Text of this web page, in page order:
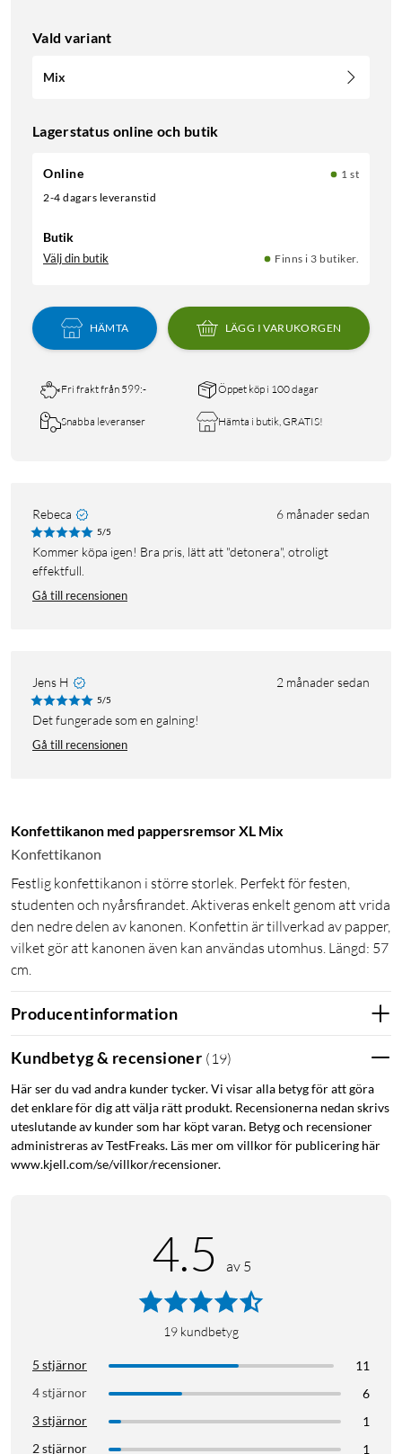
Vald variant
Mix
Lagerstatus online och butik
Online
1 st
2-4 dagars leveranstid
Butik
Välj din butik Finns i 3 butiker.
HÄMTA LÄGG I VARUKORGEN
Fri frakt från 599:- Öppet köp i 100 dagar
Snabba leveranser Hämta i butik, GRATIS!
Rebeca 6 månader sedan
5/5
Kommer köpa igen! Bra pris, lätt att "detonera", otroligt
effektfull.
Gå till recensionen
Jens H 2 månader sedan
5/5
Det fungerade som en galning!
Gå till recensionen
Konfettikanon med pappersremsor XL Mix
Konfettikanon
Festlig konfettikanon i större storlek. Perfekt för festen,
studenten och nyårsfirandet. Aktiveras enkelt genom att vrida
den nedre delen av kanonen. Konfettin är tillverkad av papper,
vilket gör att kanonen även kan användas utomhus. Längd: 57
cm.
Producentinformation
Kundbetyg & recensioner ( 19)
Här ser du vad andra kunder tycker. Vi visar alla betyg för att göra
det enklare för dig att välja rätt produkt. Recensionerna nedan skrivs
uteslutande av kunder som har köpt varan. Betyg och recensioner
administreras av TestFreaks. Läs mer om villkor för publicering här
www.kjell.com/se/villkor/recensioner.
4.5 av 5
19 kundbetyg
5 stjärnor
11
4 stjärnor
6
3 stjärnor
1
2 stjärnor
1